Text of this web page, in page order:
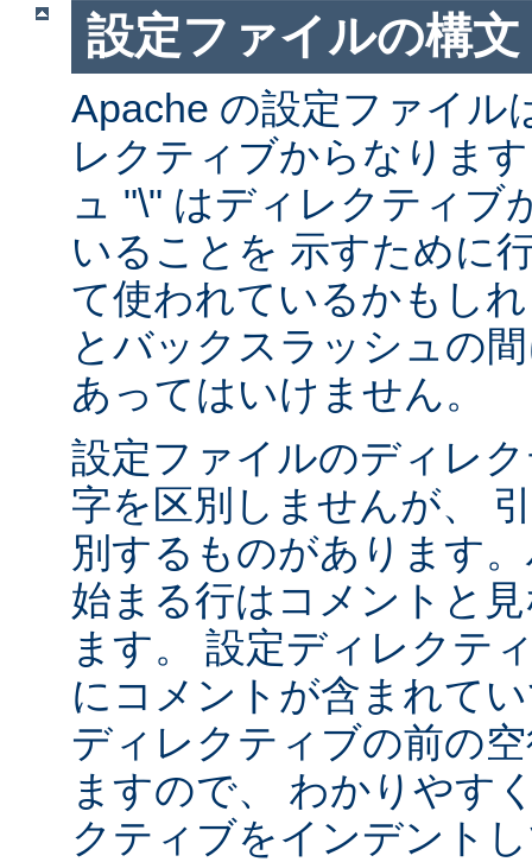
設定ファイルの構文
Apache の設定ファイル
レクティブからなりま
ュ "\" はディレクティブ
いることを 示すために
て使われているかもし
とバックスラッシュの
あってはいけません。
設定ファイルのディレ
字を区別しませんが、
別するものがあります
始まる行はコメントと
ます。 設定ディレクテ
にコメントが含まれて
ディレクティブの前の
ますので、 わかりやす
クティブをインデント